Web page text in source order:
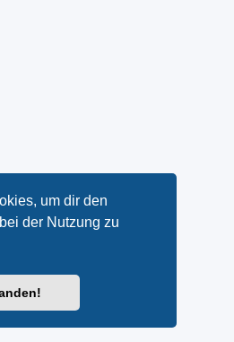
um dir den
der Nutzung zu